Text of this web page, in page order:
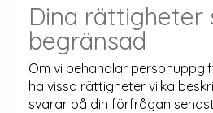
Dina rättigheter
begränsad
Om vi behandlar
ha vissa rättigheter vilka
svarar på din förfrågan